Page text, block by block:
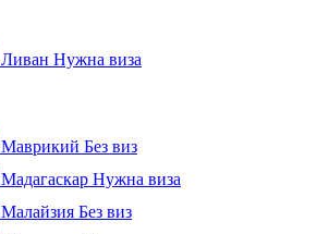
Ливан Нужна виза
Маврикий Без виз
Мадагаскар Нужна виза
Малайзия Без виз